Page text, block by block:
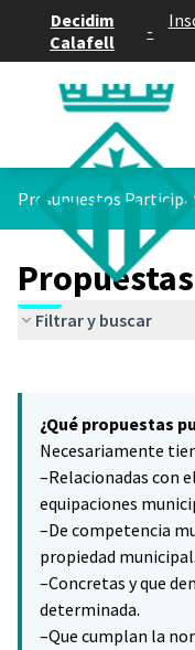
Decidim
Calafell
-
Presupuestos
Propuestas
Filtrar y buscar
−
¿Qué propuestas
Necesariamente
–Relacionadas con
equipaciones
–De competencia
propiedad municipal.
–Concretas y que
determinada.
–Que cumplan la